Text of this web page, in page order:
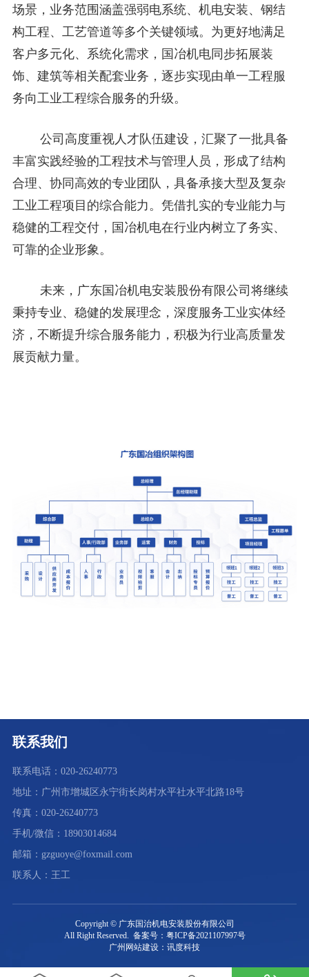
场景，业务范围涵盖强弱电系统、机电安装、钢结
构工程、工艺管道等多个关键领域。为更好地满足
客户多元化、系统化需求，国冶机电同步拓展装
饰、建筑等相关配套业务，逐步实现由单一工程服
务向工业工程综合服务的升级。
公司高度重视人才队伍建设，汇聚了一批具备
丰富实践经验的工程技术与管理人员，形成了结构
合理、协同高效的专业团队，具备承接大型及复杂
工业工程项目的综合能力。凭借扎实的专业能力与
稳健的工程交付，国冶机电在行业内树立了务实、
可靠的企业形象。
未来，广东国冶机电安装股份有限公司将继续
秉持专业、稳健的发展理念，深度服务工业实体经
济，不断提升综合服务能力，积极为行业高质量发
展贡献力量。
联系我们
联系电话：020-26240773
地址：广州市增城区永宁街长岗村水平社水平北路18号
传真：020-26240773
手机/微信：18903014684
邮箱：gzguoye@foxmail.com
联系人：王工
Copyright © 广东国治机电安装股份有限公司
All Right Reserved. 备案号：粤ICP备2021107997号
广州网站建设：讯度科技